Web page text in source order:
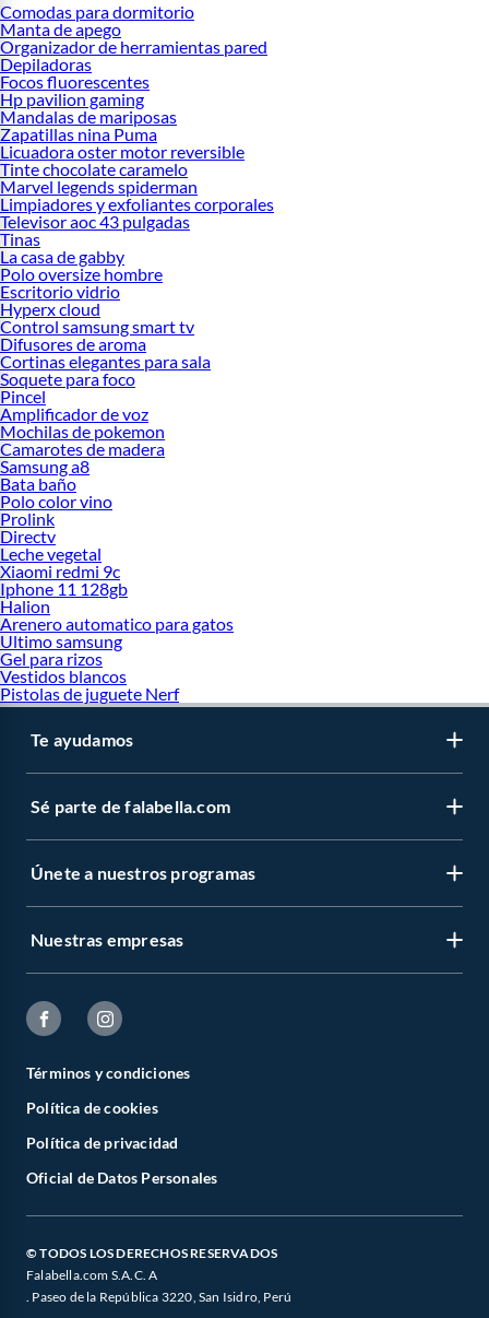
Comodas para dormitorio
Manta de apego
Organizador de herramientas pared
Depiladoras
Focos fluorescentes
Hp pavilion gaming
Mandalas de mariposas
Zapatillas nina Puma
Licuadora oster motor reversible
Tinte chocolate caramelo
Marvel legends spiderman
Limpiadores y exfoliantes corporales
Televisor aoc 43 pulgadas
Tinas
La casa de gabby
Polo oversize hombre
Escritorio vidrio
Hyperx cloud
Control samsung smart tv
Difusores de aroma
Cortinas elegantes para sala
Soquete para foco
Pincel
Amplificador de voz
Mochilas de pokemon
Camarotes de madera
Samsung a8
Bata baño
Polo color vino
Prolink
Directv
Leche vegetal
Xiaomi redmi 9c
Iphone 11 128gb
Halion
Arenero automatico para gatos
Ultimo samsung
Gel para rizos
Vestidos blancos
Pistolas de juguete Nerf
Te ayudamos
Sé parte de falabella.com
Únete a nuestros programas
Nuestras empresas
Términos y condiciones
Política de cookies
Política de privacidad
Oficial de Datos Personales
© TODOS LOS DERECHOS RESERVADOS
Falabella.com S.A.C. A
. Paseo de la República 3220, San Isidro, Perú